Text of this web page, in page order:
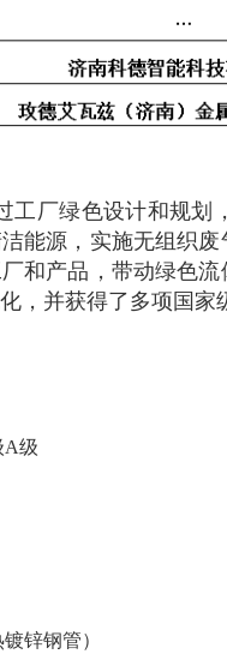
工厂绿色设计和规
能源，实施无组织
和产品，带动绿色
，并获得了多项国家
A级
锌钢管）